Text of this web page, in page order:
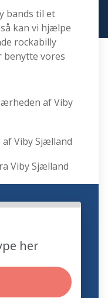
bands til et
kan vi hjælpe
rockabilly
benytte vores
af Viby
Viby Sjælland
Viby Sjælland
her